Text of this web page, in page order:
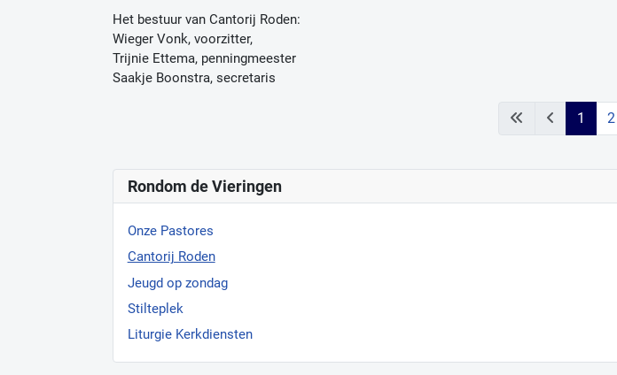
Het bestuur van Cantorij Roden:
Wieger Vonk, voorzitter,
Trijnie Ettema, penningmeester
Saakje Boonstra, secretaris
1 2
Rondom de Vieringen
Onze Pastores
Cantorij Roden
Jeugd op zondag
Stilteplek
Liturgie Kerkdiensten